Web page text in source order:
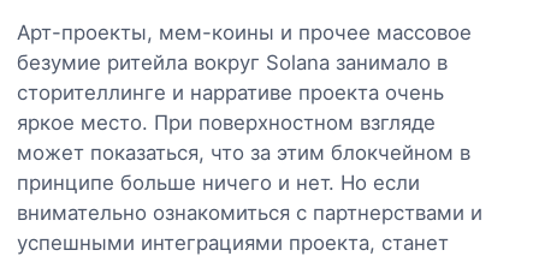
Арт-проекты, мем-коины и прочее массовое
безумие ритейла вокруг Solana занимало в
сторителлинге и нарративе проекта очень
яркое место. При поверхностном взгляде
может показаться, что за этим блокчейном в
принципе больше ничего и нет. Но если
внимательно ознакомиться с партнерствами и
успешными интеграциями проекта, станет